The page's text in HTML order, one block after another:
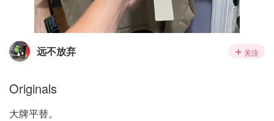
远不放弃 关注
Originals
大牌平替。